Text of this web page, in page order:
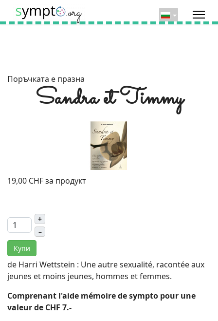
Поръчката е празна
Sandra et Timmy
19,00 CHFза продукт
+
–
Купи
de Harri Wettstein : Une autre sexualité, racontée aux
jeunes et moins jeunes, hommes et femmes.
Comprenant l'aide mémoire de sympto pour une
valeur de CHF 7.-